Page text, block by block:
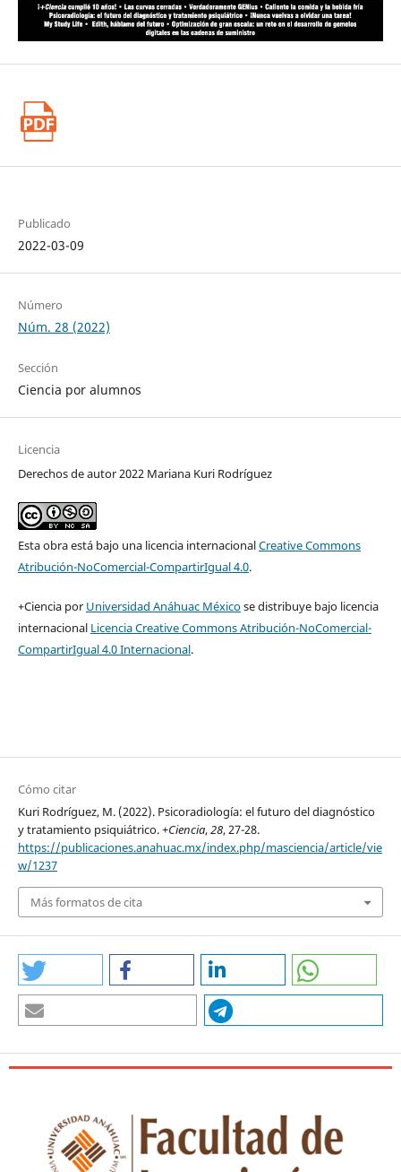
Effects. Neuroimaging Clin N Am, 53-60.
https://doi.org/10.1016/j.nic.2019.09.006
Publicado
2022-03-09
Número
Núm. 28 (2022)
Sección
Ciencia por alumnos
Licencia
Derechos de autor 2022 Mariana Kuri Rodríguez
Esta obra está bajo una licencia internacionalCreative Commons
Atribución-NoComercial-CompartirIgual 4.0.
+Ciencia por Universidad Anáhuac Méxicose distribuye bajo licencia
internacional Licencia Creative Commons Atribución-NoComercial-
CompartirIgual 4.0 Internacional.
Cómo citar
Kuri Rodríguez, M. (2022). Psicoradiología: el futuro del diagnóstico
y tratamiento psiquiátrico.+Ciencia,28, 27-28.
https://publicaciones.anahuac.mx/index.php/masciencia/article/vie
w/1237
Más formatos de cita